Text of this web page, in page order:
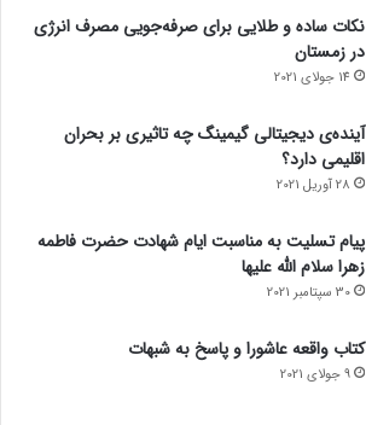
نکات ساده و طلایی برای صرفه‌جویی مصرف انرژی
در زمستان
14 جولای 2021
آینده‌ی دیجیتالی گیمینگ چه تاثیری بر بحران
اقلیمی دارد؟
28 آوریل 2021
پیام تسلیت به مناسبت ایام شهادت حضرت فاطمه
زهرا سلام الله علیها
30 سپتامبر 2021
کتاب واقعه عاشورا و پاسخ به شبهات
9 جولای 2021